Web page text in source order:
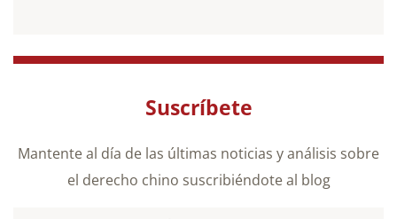
Suscríbete
Mantente al día de las últimas noticias y análisis sobre
el derecho chino suscribiéndote al blog